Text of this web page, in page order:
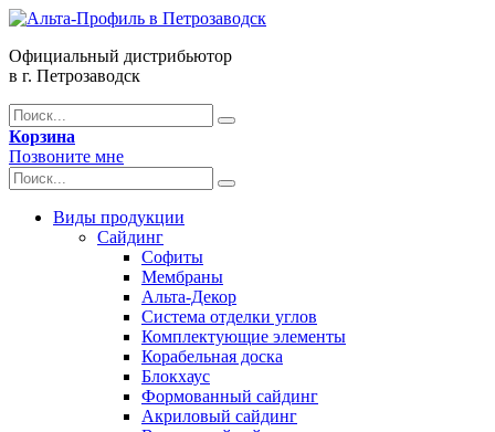
Официальный дистрибьютор
в г. Петрозаводск
Корзина
Позвоните мне
Виды продукции
Сайдинг
Софиты
Мембраны
Альта-Декор
Система отделки углов
Комплектующие элементы
Корабельная доска
Блокхаус
Формованный сайдинг
Акриловый сайдинг